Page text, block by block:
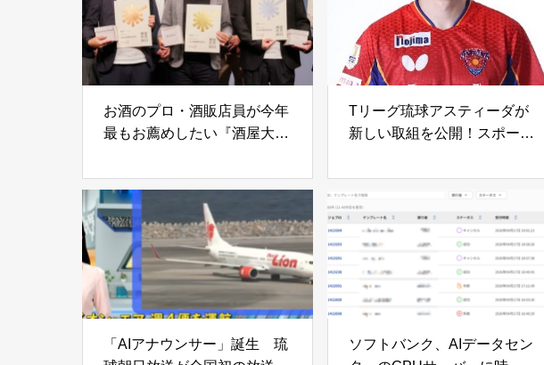
お酒のプロ・酒販店員が今年
最もお薦めしたい『酒屋大賞
Tリーグ琉球アスティーダが
新しい取組を公開！スポーツ
ス向上
「AIアナウンサー」誕生 琉
ソフトバンク、AIデータセン